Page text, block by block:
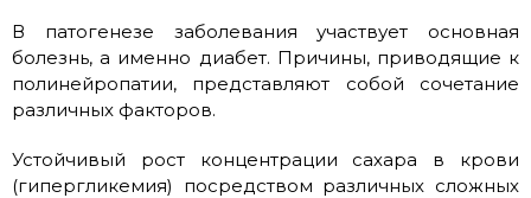
В патогенезе заболевания участвует основная
болезнь, а именно диабет. Причины, приводящие к
полинейропатии, представляют собой сочетание
различных факторов.
Устойчивый рост концентрации сахара в крови
(гипергликемия) посредством различных сложных